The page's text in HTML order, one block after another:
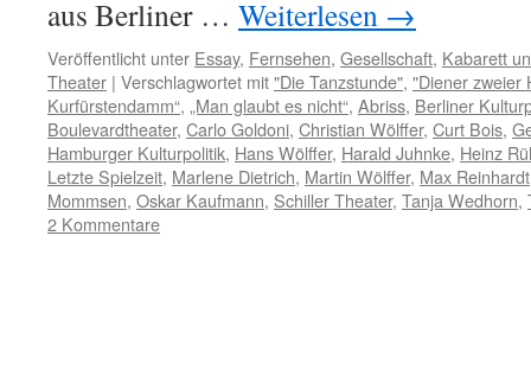
aus Berliner … Weiterlesen →
Veröffentlicht unter Essay, Fernsehen, Gesellschaft, Kabarett
Theater | Verschlagwortet mit"Die Tanzstunde", "Diener zweier
Kurfürstendamm“, „Man glaubt es nicht“, Abriss, Berliner
Boulevardtheater, Carlo Goldoni, Christian Wölffer, Curt Bois,
Hamburger Kulturpolitik, Hans Wölffer, Harald Juhnke, Heinz
Letzte Spielzeit, Marlene Dietrich, Martin Wölffer, Max Reinhardt
Mommsen, Oskar Kaufmann, Schiller Theater, Tanja Wedhorn,
2 Kommentare